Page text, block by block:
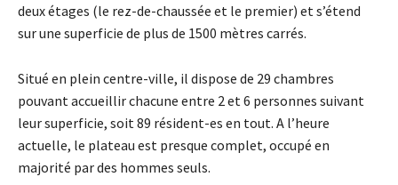
deux étages (le rez-de-chaussée et le premier) et s’étend
sur une superficie de plus de 1500 mètres carrés.
Situé en plein centre-ville, il dispose de 29 chambres
pouvant accueillir chacune entre 2 et 6 personnes suivant
leur superficie, soit 89 résident-es en tout. A l’heure
actuelle, le plateau est presque complet, occupé en
majorité par des hommes seuls.